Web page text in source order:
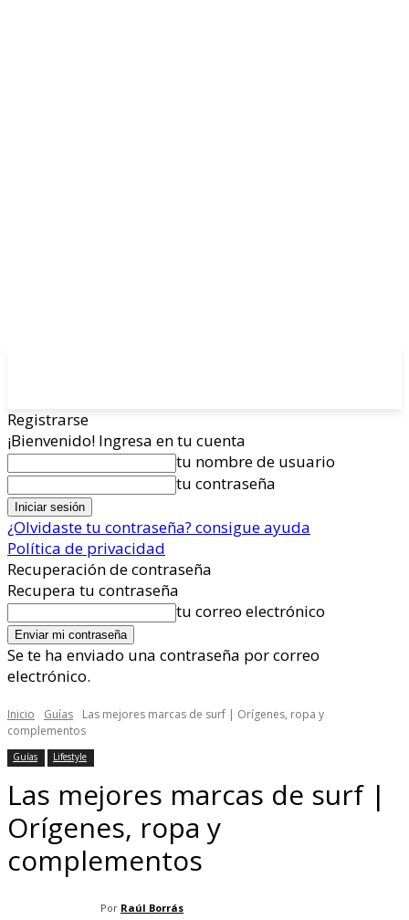
Registrarse
¡Bienvenido! Ingresa en tu cuenta
tu nombre de usuario
tu contraseña
¿Olvidaste tu contraseña? consigue ayuda
Política de privacidad
Recuperación de contraseña
Recupera tu contraseña
tu correo electrónico
Se te ha enviado una contraseña por correo
electrónico.
Inicio Guías
Las mejores marcas de surf | Orígenes, ropa y
complementos
Guías Lifestyle
Las mejores marcas de surf |
Orígenes, ropa y
complementos
Por Raúl Borrás